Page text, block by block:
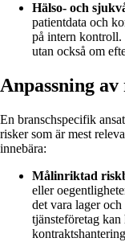
Hälso- och
patientdata och
på intern kontroll.
utan också om
Anpassning
En branschspecifik
risker som är mest
innebära:
Målinriktad
eller
det vara lager
tjänsteföretag